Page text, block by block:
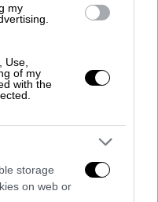
my
Use,
of my
with the
storage
on web or
πρώτα βγαίνει
το χούι του
να